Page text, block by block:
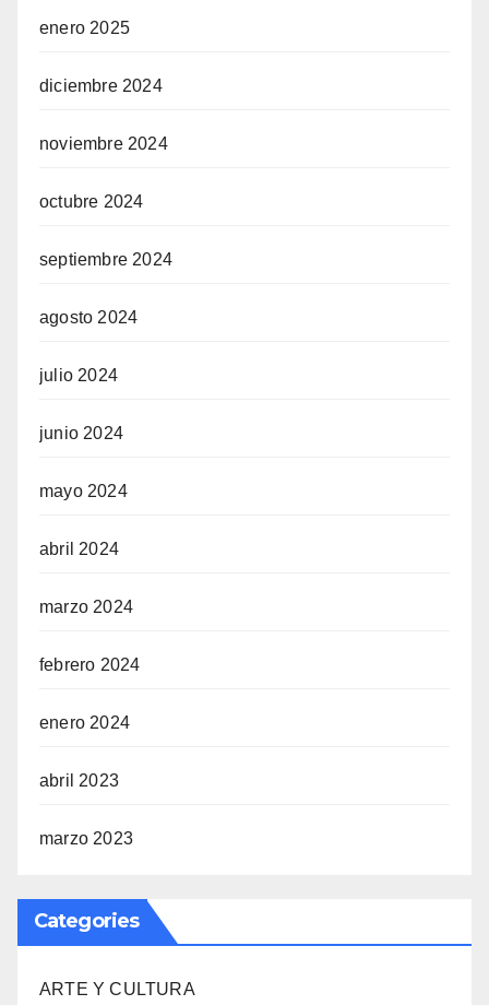
enero 2025
diciembre 2024
noviembre 2024
octubre 2024
septiembre 2024
agosto 2024
julio 2024
junio 2024
mayo 2024
abril 2024
marzo 2024
febrero 2024
enero 2024
abril 2023
marzo 2023
Categories
ARTE Y CULTURA